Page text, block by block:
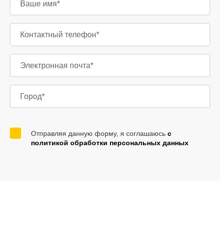
Отправляя данную форму, я соглашаюсь с
политикой обработки персональных данных